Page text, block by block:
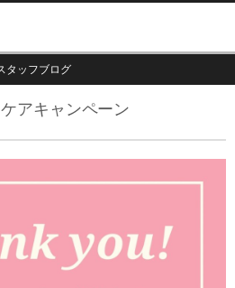
タッフブログ
アキャンペーン